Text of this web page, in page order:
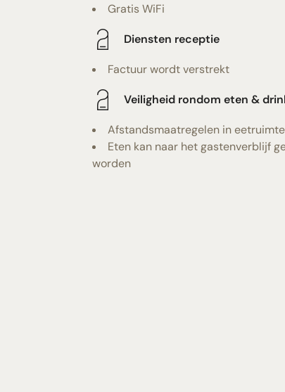
Gratis WiFi
Diensten receptie
Factuur wordt verstrekt
Veiligheid rondom eten &
Afstandsmaatregelen in
Eten kan naar het gastenverblijf
worden